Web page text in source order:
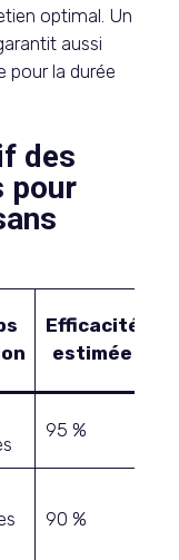
optimal. Un
aussi
pour la durée
des
pour
Efficacité
estimée
95 %
90 %